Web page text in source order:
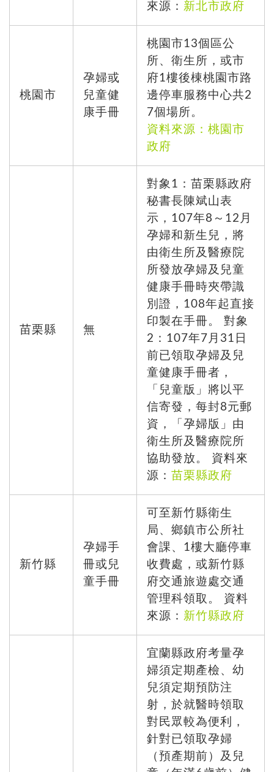
來源： 新北市政府
桃園市
孕婦或
兒童健
康手冊
桃園市13個區公
所、衛生所，或市
府1樓後棟桃園市路
邊停車服務中心共2
7個場所。
資料來源：桃園市
政府
苗栗縣 無
對象1：苗栗縣政府
秘書長陳斌山表
示，107年8～12月
孕婦和新生兒，將
由衛生所及醫療院
所發放孕婦及兒童
健康手冊時夾帶識
別證，108年起直接
印製在手冊。 對象
2：107年7月31日
前已領取孕婦及兒
童健康手冊者，
「兒童版」將以平
信寄發，每封8元郵
資，「孕婦版」由
衛生所及醫療院所
協助發放。 資料來
源： 苗栗縣政府
新竹縣
孕婦手
冊或兒
童手冊
可至新竹縣衛生
局、鄉鎮市公所社
會課、1樓大廳停車
收費處，或新竹縣
府交通旅遊處交通
管理科領取。 資料
來源： 新竹縣政府
宜蘭縣政府考量孕
婦須定期產檢、幼
兒須定期預防注
射，於就醫時領取
對民眾較為便利，
針對已領取孕婦
（預產期前）及兒